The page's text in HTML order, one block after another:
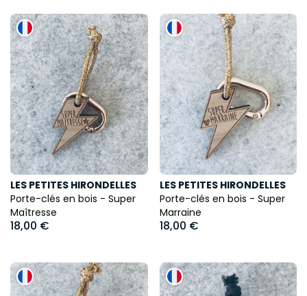
LES PETITES HIRONDELLES
Porte-clés en bois - Super
Maîtresse
18,00 €
LES PETITES HIRONDELLES
Porte-clés en bois - Super
Marraine
18,00 €